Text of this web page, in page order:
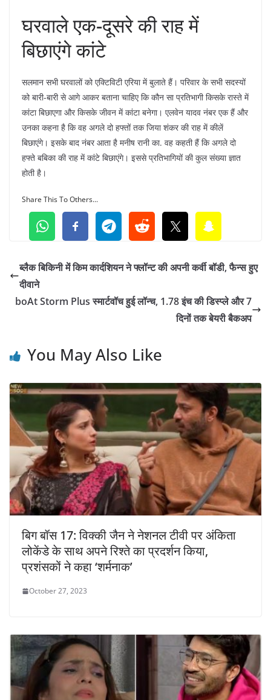
घरवाले एक-दूसरे की राह में
बिछाएंगे कांटे
सलमान सभी घरवालों को एक्टिविटी एरिया में बुलाते हैं। परिवार के सभी सदस्यों
को बारी-बारी से आगे आकर बताना चाहिए कि कौन सा प्रतिभागी किसके रास्ते में
कांटा बिछाएगा और किसके जीवन में कांटा बनेगा। एलवेन यादव नंबर एक हैं और
उनका कहना है कि वह अगले दो हफ्तों तक जिया शंकर की राह में कीलें
बिछाएंगे। इसके बाद नंबर आता है मनीष रानी का. वह कहती हैं कि अगले दो
हफ्ते बबिका की राह में कांटे बिछाएंगे। इससे प्रतिभागियों की कुल संख्या ज्ञात
होती है।
Share This To Others...
ब्लैक बिकिनी में किम कार्दशियन ने फ्लॉन्ट की अपनी कर्वी बॉडी, फैन्स हुए
दीवाने
boAt Storm Plus स्मार्टवॉच हुई लॉन्च, 1.78 इंच की डिस्प्ले और 7
दिनों तक बेयरी बैकअप
You May Also Like
बिग बॉस 17: विक्की जैन ने नेशनल टीवी पर अंकिता
लोकेंडे के साथ अपने रिश्ते का प्रदर्शन किया,
प्रशंसकों ने कहा ‘शर्मनाक’
October 27, 2023